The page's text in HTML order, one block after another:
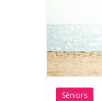
Séniors